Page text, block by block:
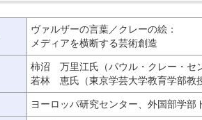
ヴァルザーの言葉／クレーの絵：
メディアを横断する芸術創造
柿沼 万里江氏（パウル・クレー・セ
若林 恵氏（東京学芸大学教育学部教
ヨーロッパ研究センター、外国部学部